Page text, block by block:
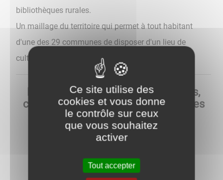
bibliothèques rurales.
Un maillage du territoire qui permet à tout habitant
d'une des 29 communes de disposer d'un lieu de
culture à moins d'un quart d'heure de son domicile.
Horaires, programmes d'animations,
catalogue des ressources disponibles
(livres, CD, DVD, .....)
Le réseau des bibliothèques
Ce site utilise des
cookies et vous donne
le contrôle sur ceux
que vous souhaitez
activer
Tout accepter